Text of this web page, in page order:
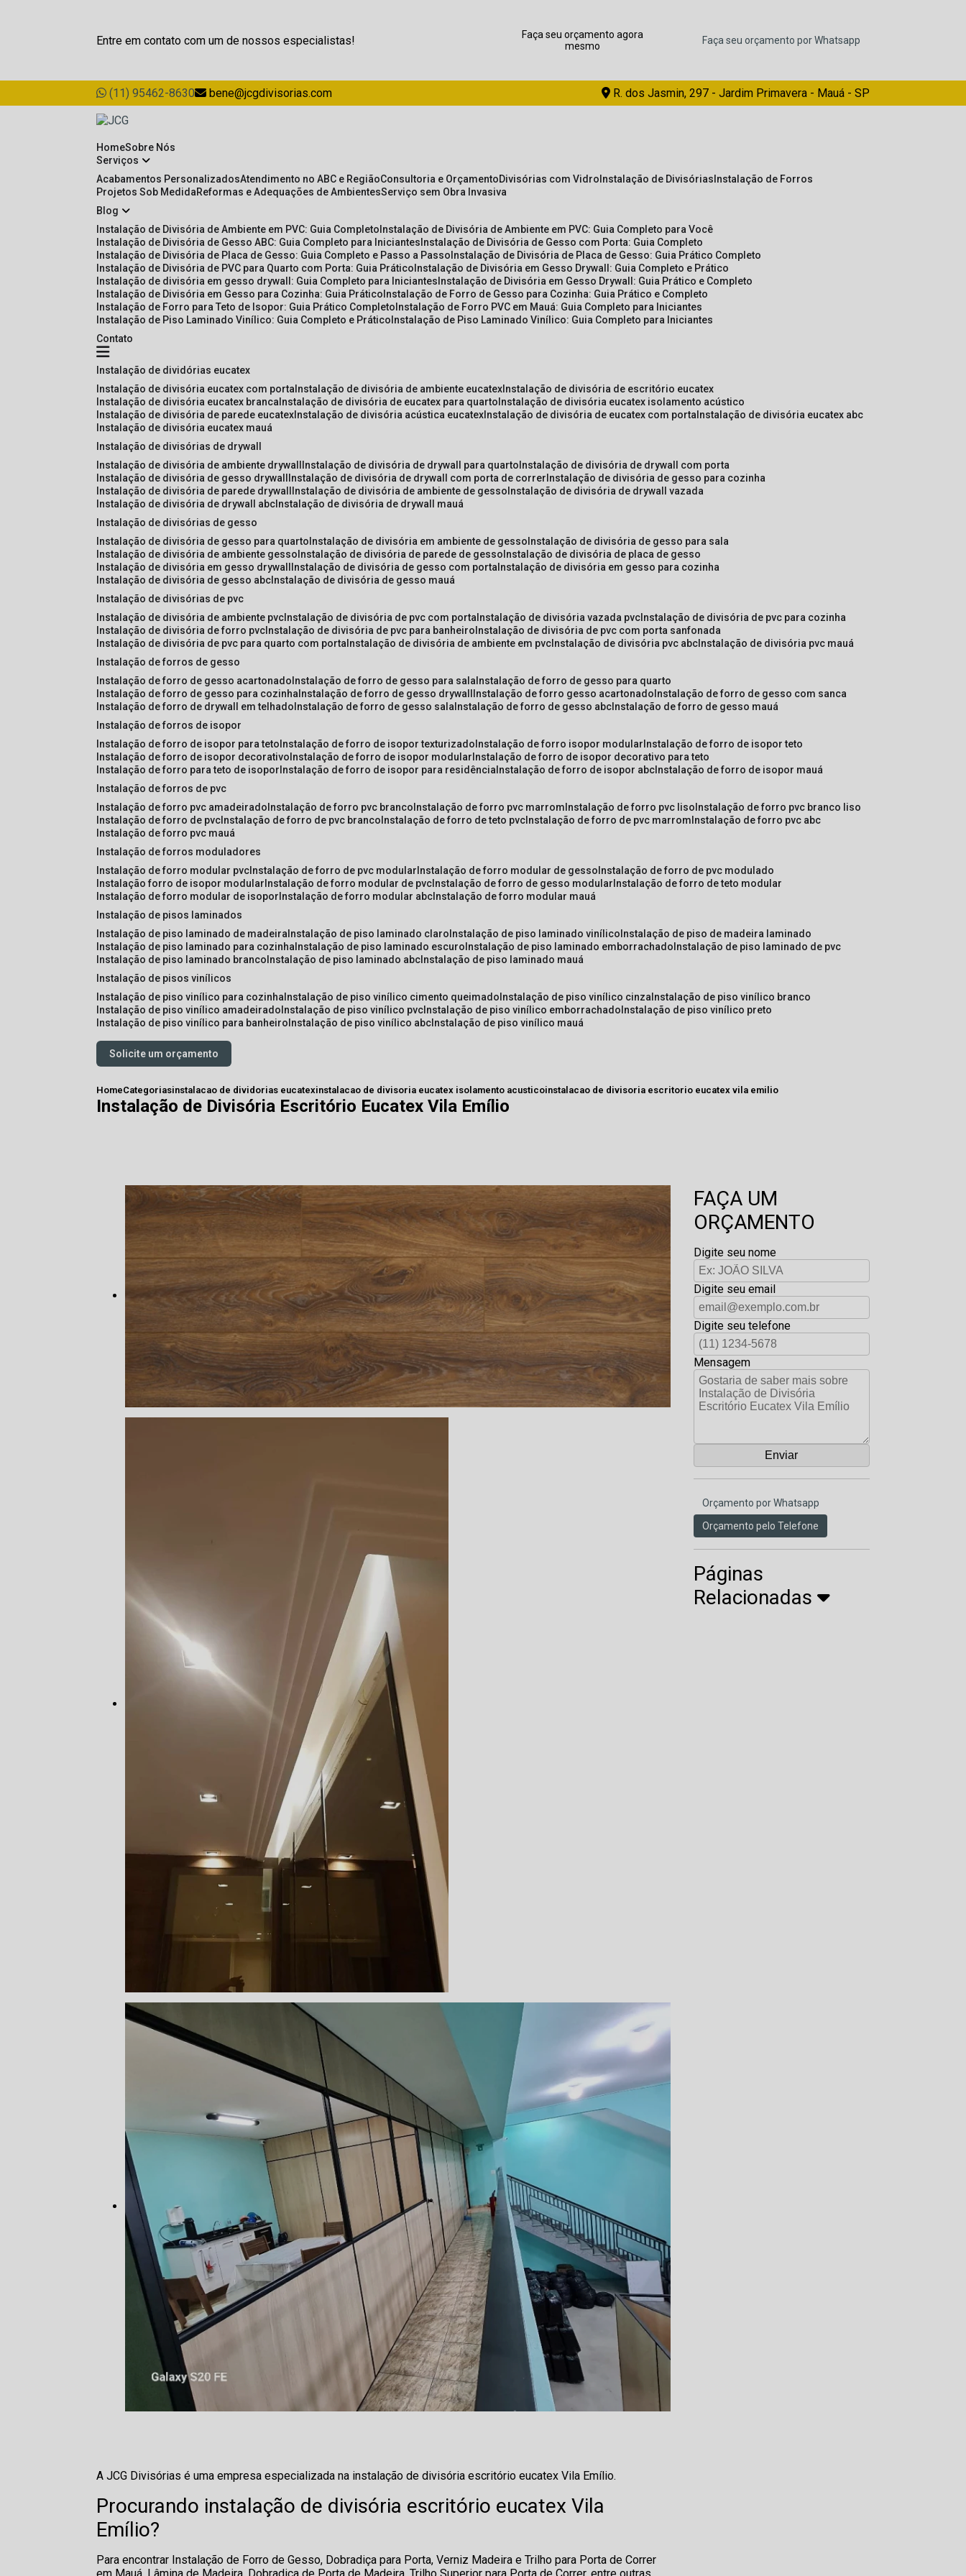
Entre em contato com um de nossos especialistas!
Faça seu orçamento agora
mesmo
Faça seu orçamento por Whatsapp
(11) 95462-8630 bene@jcgdivisorias.com R. dos Jasmin, 297 - Jardim Primavera - Mauá - SP
Home Sobre Nós
Serviços
Acabamentos Personalizados Atendimento no ABC e Região Consultoria e Orçamento Divisórias com Vidro Instalação de Divisórias Instalação de Forros
Projetos Sob Medida
Reformas e Adequações de Ambientes Serviço sem Obra Invasiva
Blog
Instalação de Divisória de Ambiente em PVC: Guia Completo Instalação de Divisória de Ambiente em PVC: Guia Completo para Você
Instalação de Divisória de Gesso ABC: Guia Completo para Iniciantes Instalação de Divisória de Gesso com Porta: Guia Completo
Instalação de Divisória de Placa de Gesso: Guia Completo e Passo a Passo Instalação de Divisória de Placa de Gesso: Guia Prático Completo
Instalação de Divisória de PVC para Quarto com Porta: Guia Prático Instalação de Divisória em Gesso Drywall: Guia Completo e Prático
Instalação de divisória em gesso drywall: Guia Completo para Iniciantes Instalação de Divisória em Gesso Drywall: Guia Prático e Completo
Instalação de Divisória em Gesso para Cozinha: Guia Prático Instalação de Forro de Gesso para Cozinha: Guia Prático e Completo
Instalação de Forro para Teto de Isopor: Guia Prático Completo Instalação de Forro PVC em Mauá: Guia Completo para Iniciantes
Instalação de Piso Laminado Vinílico: Guia Completo e Prático Instalação de Piso Laminado Vinílico: Guia Completo para Iniciantes
Contato
instalação de dividórias eucatex
instalação de divisória eucatex com porta instalação de divisória de ambiente eucatex instalação de divisória de escritório eucatex
instalação de divisória eucatex branca instalação de divisória de eucatex para quarto instalação de divisória eucatex isolamento acústico
instalação de divisória de parede eucatex instalação de divisória acústica eucatex instalação de divisória de eucatex com porta instalação de divisória eucatex abc
instalação de divisória eucatex mauá
instalação de divisórias de drywall
instalação de divisória de ambiente drywall
instalação de divisória de drywall para quarto instalação de divisória de drywall com porta
instalação de divisória de gesso drywall
instalação de divisória de drywall com porta de correr instalação de divisória de gesso para cozinha
instalação de divisória de parede drywall
instalação de divisória de ambiente de gesso instalação de divisória de drywall vazada
instalação de divisória de drywall abc instalação de divisória de drywall mauá
instalação de divisórias de gesso
instalação de divisória de gesso para quarto instalação de divisória em ambiente de gesso instalação de divisória de gesso para sala
instalação de divisória de ambiente gesso instalação de divisória de parede de gesso instalação de divisória de placa de gesso
instalação de divisória em gesso drywall
instalação de divisória de gesso com porta instalação de divisória em gesso para cozinha
instalação de divisória de gesso abc instalação de divisória de gesso mauá
instalação de divisórias de pvc
instalação de divisória de ambiente pvc instalação de divisória de pvc com porta instalação de divisória vazada pvc instalação de divisória de pvc para cozinha
instalação de divisória de forro pvc instalação de divisória de pvc para banheiro instalação de divisória de pvc com porta sanfonada
instalação de divisória de pvc para quarto com porta instalação de divisória de ambiente em pvc instalação de divisória pvc abc instalação de divisória pvc mauá
instalação de forros de gesso
instalação de forro de gesso acartonado instalação de forro de gesso para sala instalação de forro de gesso para quarto
instalação de forro de gesso para cozinha instalação de forro de gesso drywall instalação de forro gesso acartonado instalação de forro de gesso com sanca
instalação de forro de drywall em telhado instalação de forro de gesso sala instalação de forro de gesso abc instalação de forro de gesso mauá
instalação de forros de isopor
instalação de forro de isopor para teto instalação de forro de isopor texturizado instalação de forro isopor modular instalação de forro de isopor teto
instalação de forro de isopor decorativo instalação de forro de isopor modular instalação de forro de isopor decorativo para teto
instalação de forro para teto de isopor instalação de forro de isopor para residência instalação de forro de isopor abc instalação de forro de isopor mauá
instalação de forros de pvc
instalação de forro pvc amadeirado instalação de forro pvc branco instalação de forro pvc marrom instalação de forro pvc liso instalação de forro pvc branco liso
instalação de forro de pvc instalação de forro de pvc branco instalação de forro de teto pvc instalação de forro de pvc marrom instalação de forro pvc abc
instalação de forro pvc mauá
instalação de forros moduladores
instalação de forro modular pvc instalação de forro de pvc modular instalação de forro modular de gesso instalação de forro de pvc modulado
instalação forro de isopor modular instalação de forro modular de pvc instalação de forro de gesso modular instalação de forro de teto modular
instalação de forro modular de isopor instalação de forro modular abc instalação de forro modular mauá
instalação de pisos laminados
instalação de piso laminado de madeira instalação de piso laminado claro instalação de piso laminado vinílico instalação de piso de madeira laminado
instalação de piso laminado para cozinha instalação de piso laminado escuro instalação de piso laminado emborrachado instalação de piso laminado de pvc
instalação de piso laminado branco instalação de piso laminado abc instalação de piso laminado mauá
instalação de pisos vinílicos
instalação de piso vinílico para cozinha instalação de piso vinílico cimento queimado instalação de piso vinílico cinza instalação de piso vinílico branco
instalação de piso vinílico amadeirado instalação de piso vinílico pvc instalação de piso vinílico emborrachado instalação de piso vinílico preto
instalação de piso vinílico para banheiro instalação de piso vinílico abc instalação de piso vinílico mauá
Solicite um orçamento
HomeCategoriasinstalacao de dividorias eucatexinstalacao de divisoria eucatex isolamento acusticoinstalacao de divisoria escritorio eucatex vila emilio
Instalação de Divisória Escritório Eucatex Vila Emílio
A JCG Divisórias é uma empresa especializada na instalação de divisória escritório eucatex Vila Emílio.
Procurando instalação de divisória escritório eucatex Vila
Emílio?
Para encontrar Instalação de Forro de Gesso, Dobradiça para Porta, Verniz Madeira e Trilho para Porta de Correr
FAÇA UM
ORÇAMENTO
Digite seu nome
Digite seu email
Digite seu telefone
Mensagem
Orçamento por Whatsapp
Orçamento pelo Telefone
Páginas
Relacionadas